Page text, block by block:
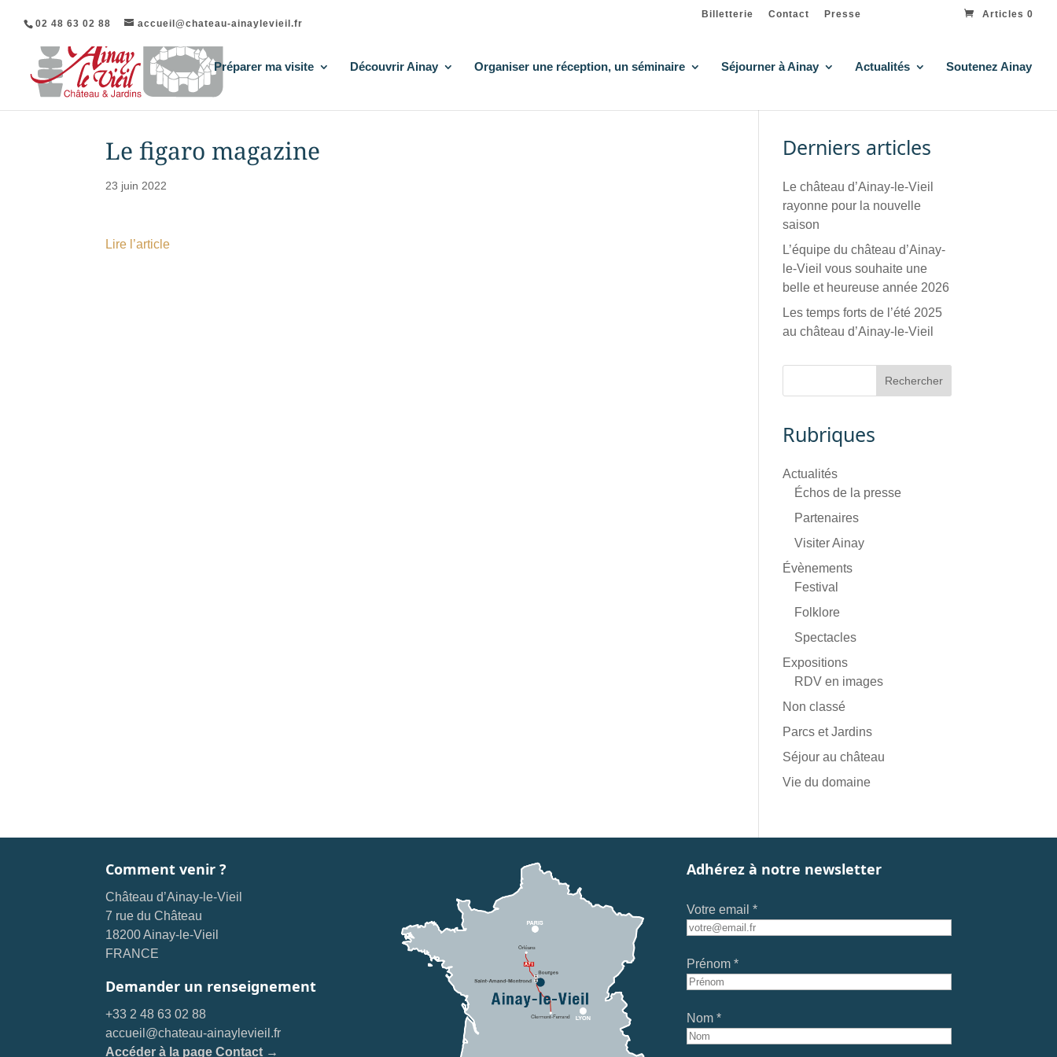
02 48 63 02 88 accueil@chateau-ainaylevieil.fr
Billetterie Contact Presse Articles 0
Préparer ma visite Découvrir Ainay Organiser une réception, un séminaire Séjourner à Ainay Actualités Soutenez Ainay
Le figaro magazine
23 juin 2022
Lire l’article
Derniers articles
Le château d’Ainay-le-Vieil
rayonne pour la nouvelle
saison
L’équipe du château d’Ainay-
le-Vieil vous souhaite une
belle et heureuse année 2026
Les temps forts de l’été 2025
au château d’Ainay-le-Vieil
Rubriques
Actualités
Échos de la presse
Partenaires
Visiter Ainay
Évènements
Festival
Folklore
Spectacles
Expositions
RDV en images
Non classé
Parcs et Jardins
Séjour au château
Vie du domaine
Comment venir ?
Château d’Ainay-le-Vieil
7 rue du Château
18200 Ainay-le-Vieil
FRANCE
Demander un renseignement
+33 2 48 63 02 88
accueil@chateau-ainaylevieil.fr
Accéder à la page Contact →
Adhérez à notre newsletter
Votre email *
Prénom *
Nom *